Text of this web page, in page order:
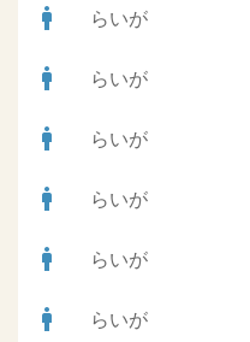
man らいが
man らいが
man らいが
man らいが
man らいが
man らいが